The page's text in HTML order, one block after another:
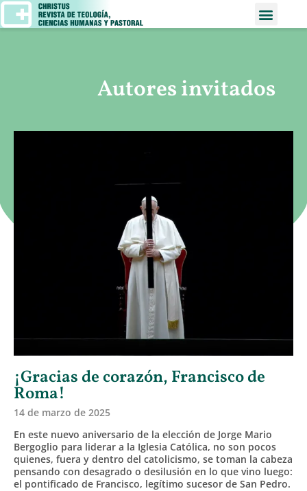
Autores invitados
¡Gracias de corazón, Francisco de
Roma!
14 de marzo de 2025
En este nuevo aniversario de la elección de Jorge Mario
Bergoglio para liderar a la Iglesia Católica, no son pocos
quienes, fuera y dentro del catolicismo, se toman la cabeza
pensando con desagrado o desilusión en lo que vino luego:
el pontificado de Francisco, legítimo sucesor de San Pedro.